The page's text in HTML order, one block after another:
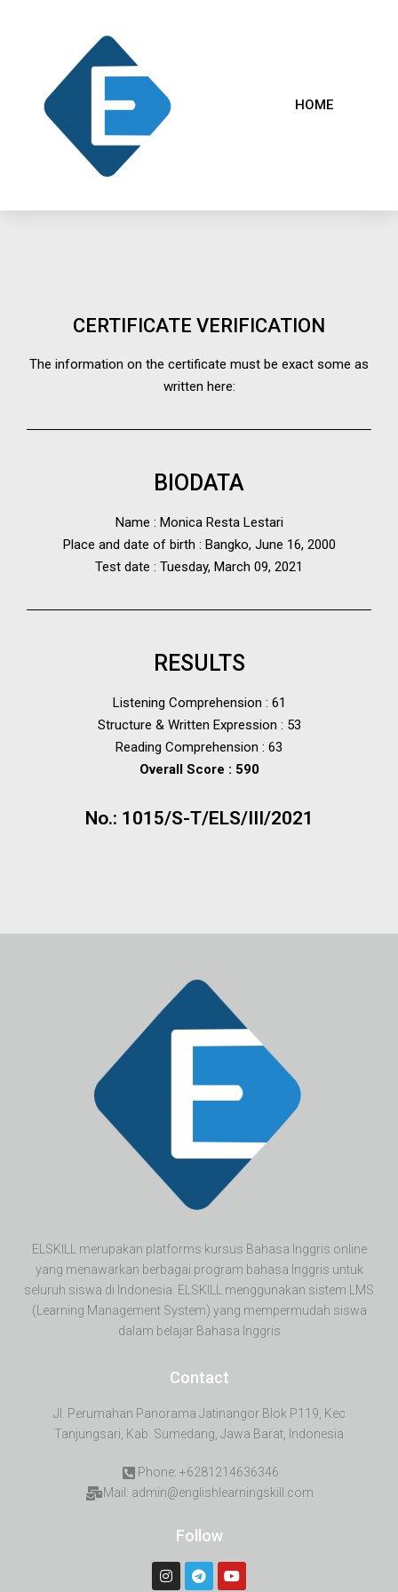
HOME
CERTIFICATE VERIFICATION
The information on the certificate must be exact some as
written here:
BIODATA
Name : Monica Resta Lestari
Place and date of birth : Bangko, June 16, 2000
Test date : Tuesday, March 09, 2021
RESULTS
Listening Comprehension : 61
Structure & Written Expression : 53
Reading Comprehension : 63
Overall Score : 590
No.: 1015/S-T/ELS/III/2021
ELSKILL merupakan platforms kursus Bahasa Inggris online
yang menawarkan berbagai program bahasa Inggris untuk
seluruh siswa di Indonesia. ELSKILL menggunakan sistem LMS
(Learning Management System) yang mempermudah siswa
dalam belajar Bahasa Inggris
Contact
Jl. Perumahan Panorama Jatinangor Blok P119, Kec
Tanjungsari, Kab. Sumedang, Jawa Barat, Indonesia
Phone: +6281214636346
Mail: admin@englishlearningskill.com
Follow